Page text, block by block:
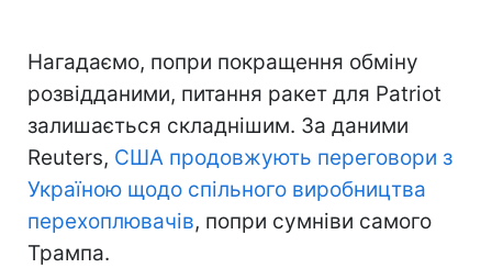
Нагадаємо, попри покращення обміну
розвідданими, питання ракет для Patriot
залишається складнішим. За даними
Reuters, США продовжують переговори з
Україною щодо спільного виробництва
перехоплювачів, попри сумніви самого
Трампа.